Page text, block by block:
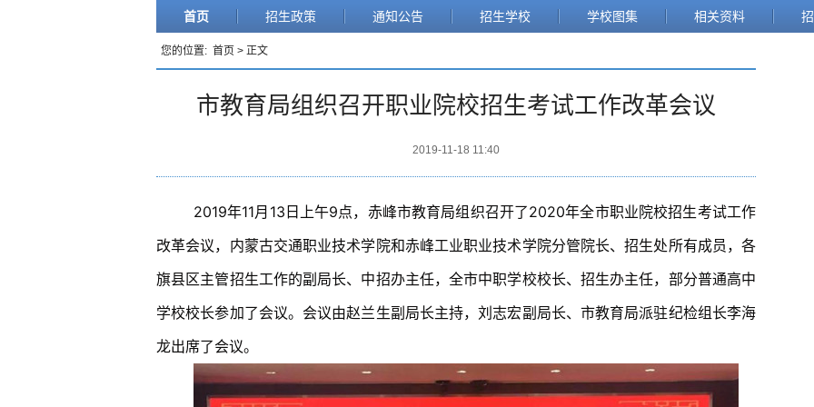
首页 招生政策 通知公告 招生学校 学校图集 相关资料
您的位置: 首页 > 正文
市教育局组织召开职业院校招生考试工作改革会议
2019-11-18 11:40
2019年11月13日上午9点，赤峰市教育局组织召开了2020年全市职业院校招生考试工作
改革会议，内蒙古交通职业技术学院和赤峰工业职业技术学院分管院长、招生处所有成员，各
旗县区主管招生工作的副局长、中招办主任，全市中职学校校长、招生办主任，部分普通高中
学校校长参加了会议。 会议由赵兰生副局长主持，刘志宏副局长、市教育局派驻纪检组长李海
龙出席了会议。